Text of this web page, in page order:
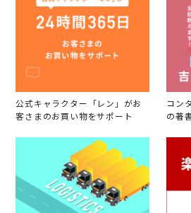
公式キャラクター「レン」がお
客さまのお買い物をサポート
コン
の著